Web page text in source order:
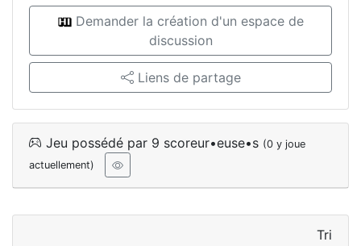
Demander la création d'un espace de
discussion
Liens de partage
Jeu possédé par 9 scoreur•euse•s (0 y joue
actuellement)
Tri